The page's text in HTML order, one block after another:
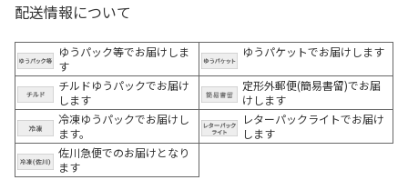
配送情報について
ゆうパック等でお届けしま
す
ゆうパケットでお届けします
チルドゆうパックでお届け
します
定形外郵便(簡易書留)でお届
けします
冷凍ゆうパックでお届けし
ます。
レターパックライトでお届け
します
佐川急便でのお届けとなり
ます